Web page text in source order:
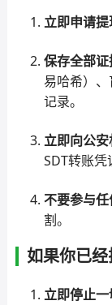
立即申请提
保存全部证
易哈希）
记录。
立即向公
SDT转账凭
不要参与
割。
如果你已经
立即停止